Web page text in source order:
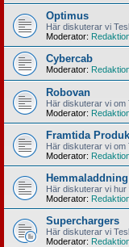
Optimus
Här diskuterar vi
Moderator:
Cybercab
Moderator:
Robovan
Här diskuterar vi om
Moderator:
Framtida
Här diskuterar vi om
Moderator:
Hemmaladdning
Här diskuterar vi hur
Moderator:
Superchargers
Här diskuterar vi
Moderator: